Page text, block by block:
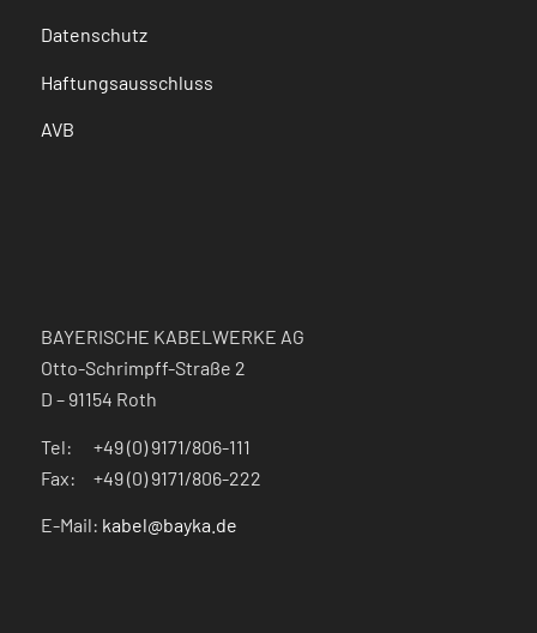
Datenschutz
Haftungsausschluss
AVB
BAYERISCHE KABELWERKE AG
Otto-Schrimpff-Straße 2
D – 91154 Roth
Tel: +49 (0) 9171/806-111
Fax: +49 (0) 9171/806-222
E-Mail: kabel@bayka.de